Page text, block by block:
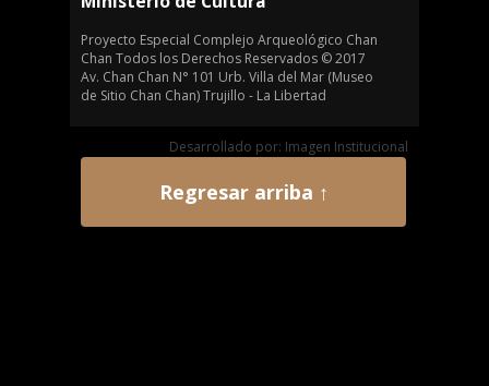
Proyecto Especial Complejo Arqueológico Chan
Chan Todos los Derechos Reservados © 2017
Av. Chan Chan N° 101 Urb. Villa del Mar (Museo
de Sitio Chan Chan) Trujillo - La Libertad
Desarrollado por: Imagen Institucional
Regresar arriba ↑